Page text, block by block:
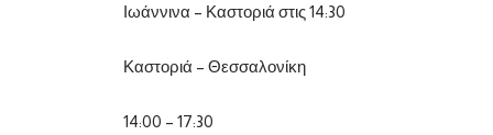
Ιωάννινα – Καστοριά στις 14:30
Καστοριά – Θεσσαλονίκη
14:00 – 17:30